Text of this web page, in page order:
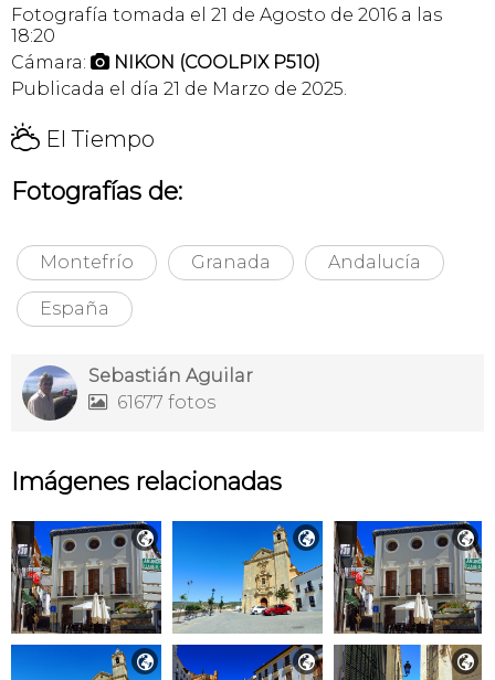
Fotografía tomada el 21 de Agosto de 2016 a las
18:20
Cámara:  NIKON (COOLPIX P510)
Publicada el día 21 de Marzo de 2025.
H El Tiempo
Fotografías de:
Montefrío Granada Andalucía
España
Sebastián Aguilar
 61677 fotos
Imágenes relacionadas
  
  